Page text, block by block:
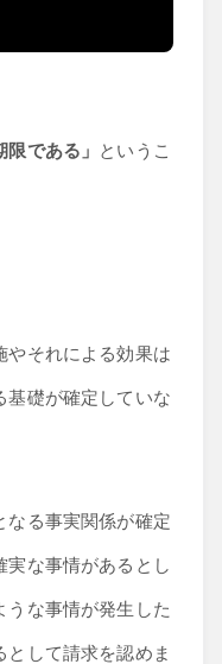
限である」 というこ
やそれによる効果は
基礎が確定していな
なる事実関係が確定
実な事情があるとし
うな事情が発生した
として請求を認めま